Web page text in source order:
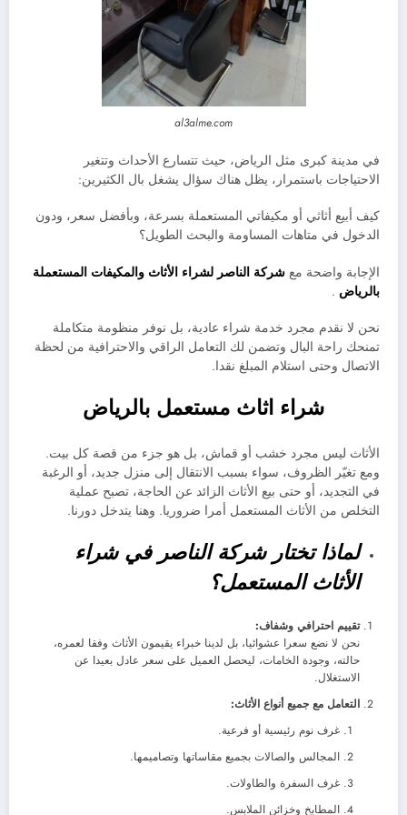
al3alme.com
في مدينة كبرى مثل الرياض، حيث تتسارع الأحداث وتتغير
الاحتياجات باستمرار، يظل هناك سؤال يشغل بال الكثيرين:
كيف أبيع أثاثي أو مكيفاتي المستعملة بسرعة، وبأفضل سعر، ودون
الدخول في متاهات المساومة والبحث الطويل؟
الإجابة واضحة مع شركة الناصر لشراء الأثاث والمكيفات المستعملة
بالرياض .
نحن لا نقدم مجرد خدمة شراء عادية، بل نوفر منظومة متكاملة
تمنحك راحة البال وتضمن لك التعامل الراقي والاحترافية من لحظة
الاتصال وحتى استلام المبلغ نقدا.
شراء اثاث مستعمل بالرياض
الأثاث ليس مجرد خشب أو قماش، بل هو جزء من قصة كل بيت.
ومع تغيّر الظروف، سواء بسبب الانتقال إلى منزل جديد، أو الرغبة
في التجديد، أو حتى بيع الأثاث الزائد عن الحاجة، تصبح عملية
التخلص من الأثاث المستعمل أمرا ضروريا. وهنا يتدخل دورنا.
لماذا تختار شركة الناصر في شراء
الأثاث المستعمل؟
تقييم احترافي وشفاف:
نحن لا نضع سعرا عشوائيا، بل لدينا خبراء يقيمون الأثاث وفقا لعمره،
حالته، وجودة الخامات، ليحصل العميل على سعر عادل بعيدا عن
الاستغلال.
التعامل مع جميع أنواع الأثاث:
غرف نوم رئيسية أو فرعية.
المجالس والصالات بجميع مقاساتها وتصاميمها.
غرف السفرة والطاولات.
المطابخ وخزائن الملابس.